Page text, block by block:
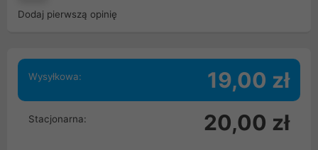
Dodaj pierwszą opinię
Wysyłkowa: 19,00 zł
Stacjonarna: 20,00 zł